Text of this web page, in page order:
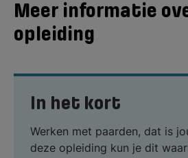
Meer informatie
opleiding
In het kort
Werken met paarden, dat is
deze opleiding kun je dit